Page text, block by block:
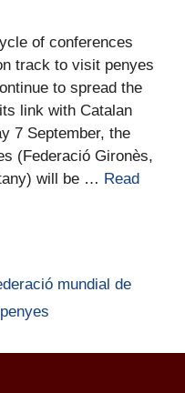
of conferences
track to visit penyes
to spread the
link with Catalan
7 September, the
(Federació Gironès,
will be … Read
mundial de
penyes